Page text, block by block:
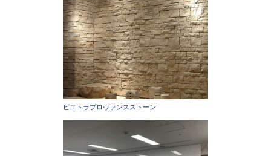
ピエトラプロヴァンスストーン